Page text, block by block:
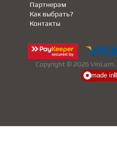
Партнерам
Как выбрать?
Контакты
Copyright © 2026
made in